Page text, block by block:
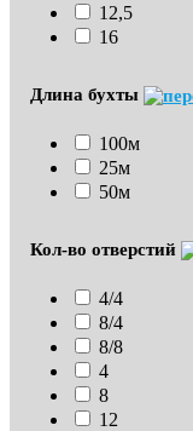
12,5
16
Длина бухты
100м
25м
50м
Кол-во отверстий
4/4
8/4
8/8
4
8
12